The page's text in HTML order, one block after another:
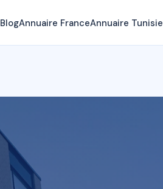
BlogAnnuaire FranceAnnuaire Tunisie